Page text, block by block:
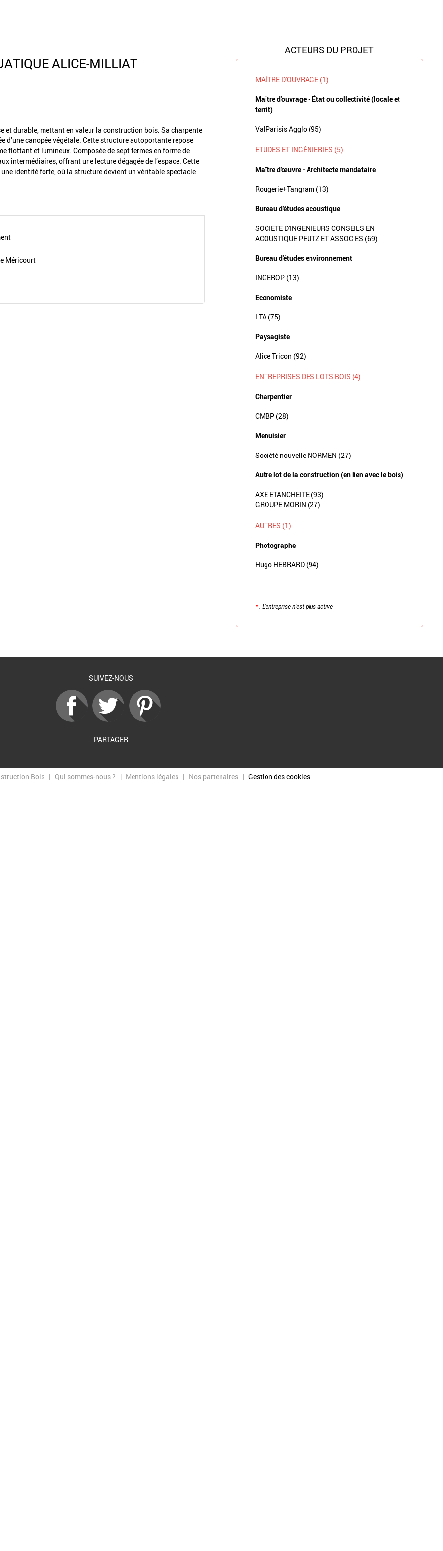
ALICE-MILLIAT
et durable, mettant en valeur la construction bois. Sa charpente
d’une canopée végétale. Cette structure autoportante repose
flottant et lumineux. Composée de sept fermes en forme de
intermédiaires, offrant une lecture dégagée de l’espace. Cette
identité forte, où la structure devient un véritable spectacle
Méricourt
ACTEURS DU PROJET
MAÎTRE D'OUVRAGE (1)
Maître d'ouvrage - État ou collectivité (locale et
territ)
ValParisis Agglo (95)
ETUDES ET INGÉNIERIES (5)
Maître d'œuvre - Architecte mandataire
Rougerie+Tangram (13)
Bureau d'études acoustique
SOCIETE D'INGENIEURS CONSEILS EN
ACOUSTIQUE PEUTZ ET ASSOCIES (69)
Bureau d'études environnement
INGEROP (13)
Economiste
LTA (75)
Paysagiste
Alice Tricon (92)
ENTREPRISES DES LOTS BOIS (4)
Charpentier
CMBP (28)
Menuisier
Société nouvelle NORMEN (27)
Autre lot de la construction (en lien avec le bois)
AXE ETANCHEITE (93)
GROUPE MORIN (27)
AUTRES (1)
Photographe
Hugo HEBRARD (94)
*: L'entreprise n'est plus active
SUIVEZ-NOUS
PARTAGER
Bois Qui sommes-nous ? Mentions légales Nos partenaires Gestion des cookies